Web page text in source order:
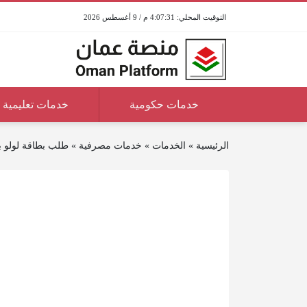
4:07:31 م / 9 أغسطس 2026
خدمات حكومية خدمات تعليمية
الرئيسية » الخدمات » خدمات مصرفية »طلب بطاقة